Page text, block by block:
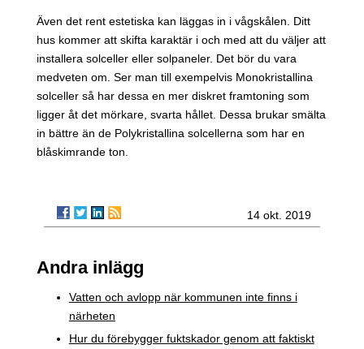
Även det rent estetiska kan läggas in i vågskålen. Ditt
hus kommer att skifta karaktär i och med att du väljer att
installera solceller eller solpaneler. Det bör du vara
medveten om. Ser man till exempelvis Monokristallina
solceller så har dessa en mer diskret framtoning som
ligger åt det mörkare, svarta hållet. Dessa brukar smälta
in bättre än de Polykristallina solcellerna som har en
blåskimrande ton.
14 okt. 2019
Andra inlägg
Vatten och avlopp när kommunen inte finns i
närheten
Hur du förebygger fuktskador genom att faktiskt